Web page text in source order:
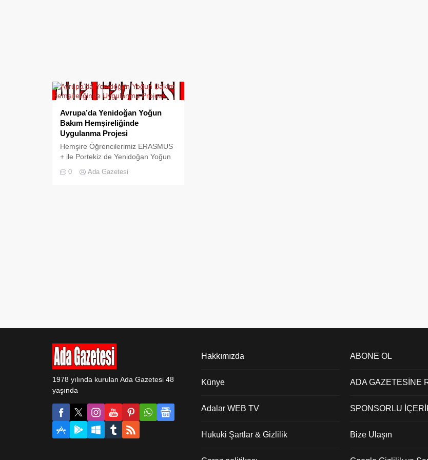
Avrupa’da Yenidoğan Yoğun
Bakım Hemşireliğinde
Uygulanma Projesi
Hemşire Öğrencilerimiz ERASMUS
+ ile Portekiz de Yenidoğan Yoğun
Eğitim ve Gençlik Programları
0 Ada Gazetesi
1978 yılında kurulan Ada Gazetesi 48
yaşında
Hakkımızda
Künye
Adalar WEB TV
Hukuki Şartlar & Gizlilik
ABONE OL
ADA GAZETESİNE
SPONSORLU
Bize Ulaşın